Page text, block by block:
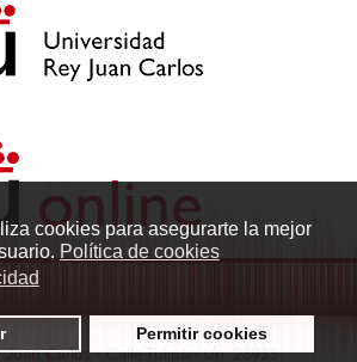
cookies para asegurarte la mejor
Política de cookies
Permitir cookies
Juan Carlos- Calle Tulipán s/n. 28933